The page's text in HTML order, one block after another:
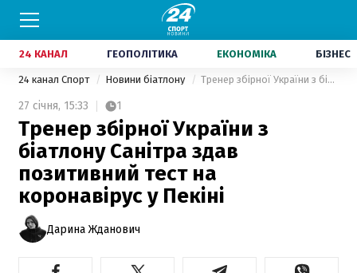
24 КАНАЛ ГЕОПОЛІТИКА ЕКОНОМІКА БІЗНЕС
24 канал Спорт Новини біатлону Тренер збірної України з біатлону Санітра здав позитивний тест на коронавірус у Пекіні
27 січня, 15:33 1
Тренер збірної України з
біатлону Санітра здав
позитивний тест на
коронавірус у Пекіні
Дарина Жданович